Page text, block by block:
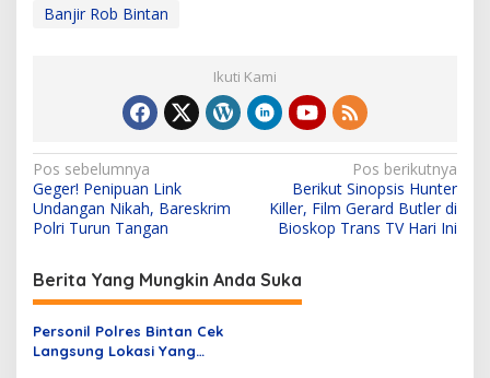
Banjir Rob Bintan
Ikuti Kami
N
a
v
i
g
a
s
Pos sebelumnya
Geger! Penipuan Link
Undangan Nikah, Bareskrim
Polri Turun Tangan
Pos berikutnya
Berikut Sinopsis Hunter
Killer, Film Gerard Butler di
Bioskop Trans TV Hari Ini
Berita Yang Mungkin Anda Suka
Personil Polres Bintan Cek
Langsung Lokasi Yang